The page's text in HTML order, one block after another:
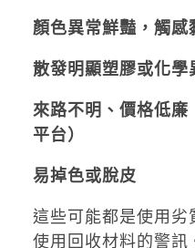
顏色異常鮮豔，觸感
散發明顯塑膠或化學
來路不明、價格低
平台）
易掉色或脫皮
這些可能都是使用劣
使用回收材料的警訊